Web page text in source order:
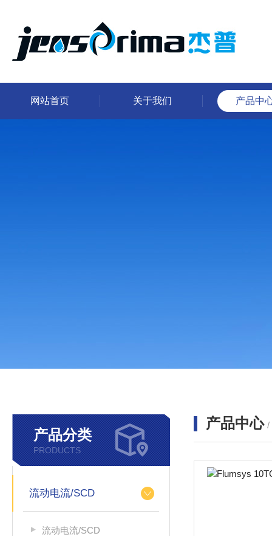
网站首页 关于我们 产品中
产品分类
PRODUCTS
流动电流/SCD
流动电流/SCD
产品中心 /